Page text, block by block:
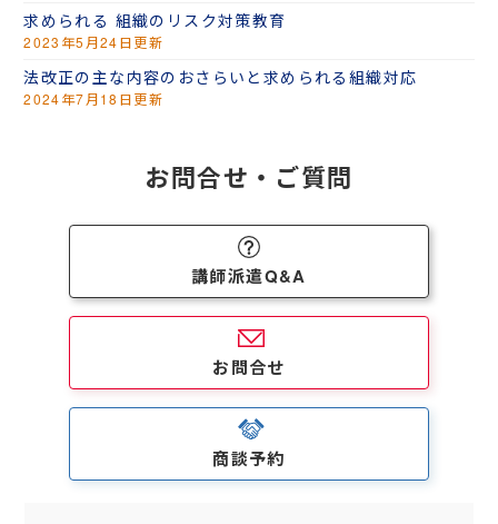
求められる 組織のリスク対策教育
2023年5月24日更新
法改正の主な内容のおさらいと求められる組織対応
2024年7月18日更新
お問合せ・ご質問
講師派遣Q&A
お問合せ
商談予約